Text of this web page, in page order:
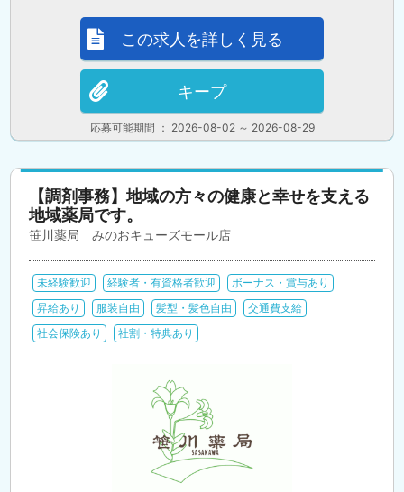
応募可能期間 ： 2026-08-02 ～ 2026-08-29
この求人を詳しく見る
キープ
【調剤事務】地域の方々の健康と幸せを支える
地域薬局です。
笹川薬局 みのおキューズモール店
未経験歓迎 経験者・有資格者歓迎
ボーナス・賞与あり
昇給あり
服装自由 髪型・髪色自由
交通費支給
社会保険あり
社割・特典あり